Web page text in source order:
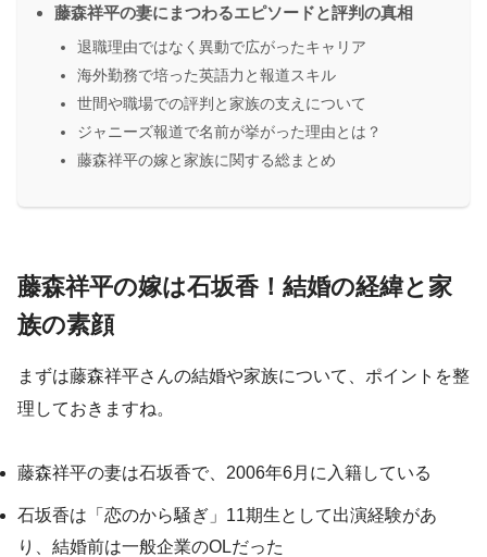
藤森祥平の妻にまつわるエピソードと評判の真相
退職理由ではなく異動で広がったキャリア
海外勤務で培った英語力と報道スキル
世間や職場での評判と家族の支えについて
ジャニーズ報道で名前が挙がった理由とは？
藤森祥平の嫁と家族に関する総まとめ
藤森祥平の嫁は石坂香！結婚の経緯と家
族の素顔
まずは藤森祥平さんの結婚や家族について、ポイントを整
理しておきますね。
藤森祥平の妻は石坂香で、2006年6月に入籍している
石坂香は「恋のから騒ぎ」11期生として出演経験があ
り、結婚前は一般企業のOLだった